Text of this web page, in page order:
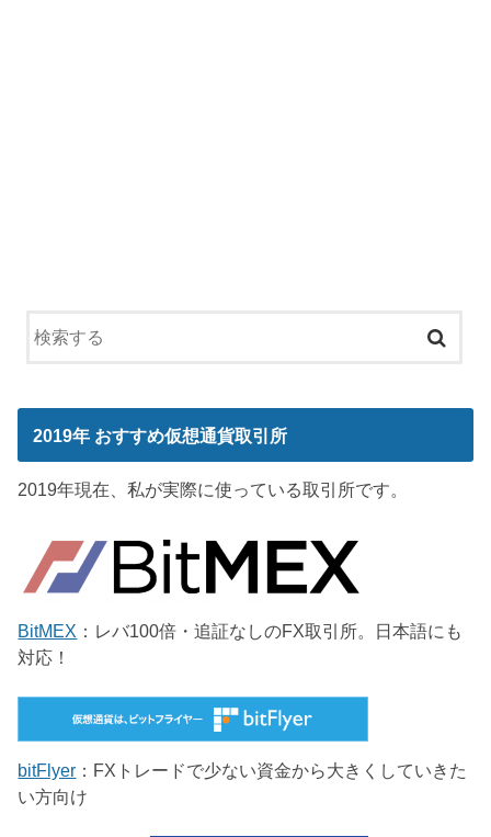
2019年 おすすめ仮想通貨取引所
2019年現在、私が実際に使っている取引所です。
BitMEX ：レバ100倍・追証なしのFX取引所。日本語にも
対応！
bitFlyer ：FXトレードで少ない資金から大きくしていきた
い方向け